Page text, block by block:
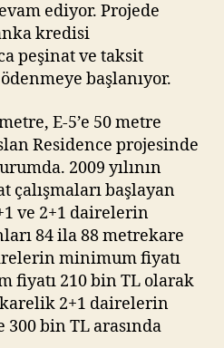
ediyor. Projede
kredisi
peşinat ve taksit
başlanıyor.
E-5’e 50 metre
Residence projesinde
2009 yılının
çalışmaları başlayan
ve 2+1 dairelerin
84 ila 88 metrekare
minimum fiyatı
fiyatı 210 bin TL olarak
2+1 dairelerin
bin TL arasında